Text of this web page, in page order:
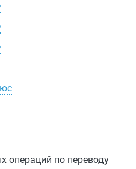
операций по переводу